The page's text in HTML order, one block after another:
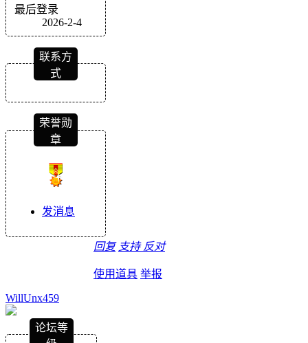
最后登录
2026-2-4
联系方
式
荣誉勋
章
发消息
回复 支持 反对
使用道具 举报
WillUnx459
论坛等